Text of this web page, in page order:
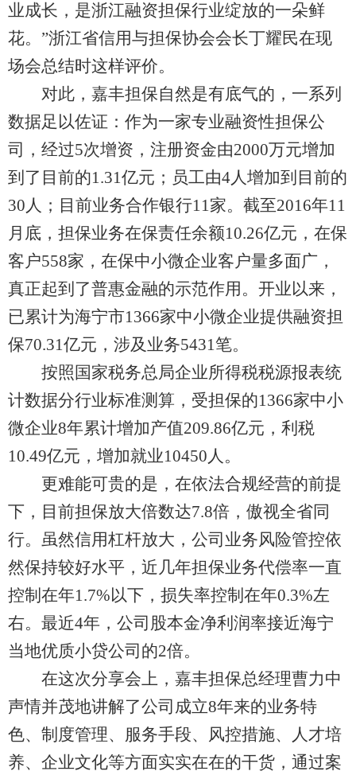
业成长，是浙江融资担保行业绽放的一朵鲜
花。”浙江省信用与担保协会会长丁耀民在现
场会总结时这样评价。
对此，嘉丰担保自然是有底气的，一系列
数据足以佐证：作为一家专业融资性担保公
司，经过5次增资，注册资金由2000万元增加
到了目前的1.31亿元；员工由4人增加到目前的
30人；目前业务合作银行11家。截至2016年11
月底，担保业务在保责任余额10.26亿元，在保
客户558家，在保中小微企业客户量多面广，
真正起到了普惠金融的示范作用。开业以来，
已累计为海宁市1366家中小微企业提供融资担
保70.31亿元，涉及业务5431笔。
按照国家税务总局企业所得税税源报表统
计数据分行业标准测算，受担保的1366家中小
微企业8年累计增加产值209.86亿元，利税
10.49亿元，增加就业10450人。
更难能可贵的是，在依法合规经营的前提
下，目前担保放大倍数达7.8倍，傲视全省同
行。虽然信用杠杆放大，公司业务风险管控依
然保持较好水平，近几年担保业务代偿率一直
控制在年1.7%以下，损失率控制在年0.3%左
右。最近4年，公司股本金净利润率接近海宁
当地优质小贷公司的2倍。
在这次分享会上，嘉丰担保总经理曹力中
声情并茂地讲解了公司成立8年来的业务特
色、制度管理、服务手段、风控措施、人才培
养、企业文化等方面实实在在的干货，通过案